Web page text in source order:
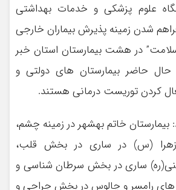
علوم پزشکی و خدمات بهداشتی
شدن زمینه پذیرش بیماران خارجی
در هشت بیمارستان استان خبر
حاضر بیمارستان های دولتی و
کردن توریست درمانی هستند.
خاتم بهشهر در زمینه چشم،
زهرا (س) در ساری در بخش قلب،
ساری در بخش سرطان شناسی و
های رامسر و چالوس در بخش جراحی و